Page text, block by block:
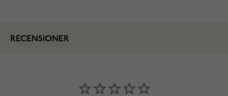
RECENSIONER